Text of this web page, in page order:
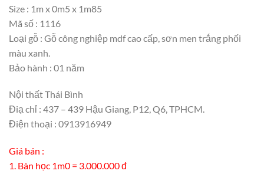
Size : 1m x 0m5 x 1m85
Mã số : 1116
Loại gỗ : Gỗ công nghiệp mdf cao cấp, sơn men trắng phối
màu xanh.
Bảo hành : 01 năm
Nội thất Thái Bình
Điạ chỉ : 437 – 439 Hậu Giang, P12, Q6, TPHCM.
Điện thoại : 0913916949
Giá bán :
1. Bàn học 1m0 = 3.000.000 đ